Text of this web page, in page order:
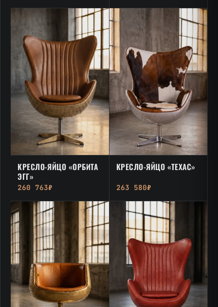
КРЕСЛО-ЯЙЦО «ОРБИТА
ЭГГ»
260 763₽
КРЕСЛО-ЯЙЦО «ТЕХАС»
263 580₽